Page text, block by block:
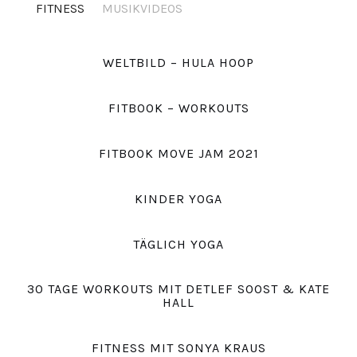
FITNESS
MUSIKVIDEOS
WELTBILD – HULA HOOP
FITBOOK – WORKOUTS
FITBOOK MOVE JAM 2021
KINDER YOGA
TÄGLICH YOGA
30 TAGE WORKOUTS MIT DETLEF SOOST & KATE
HALL
FITNESS MIT SONYA KRAUS